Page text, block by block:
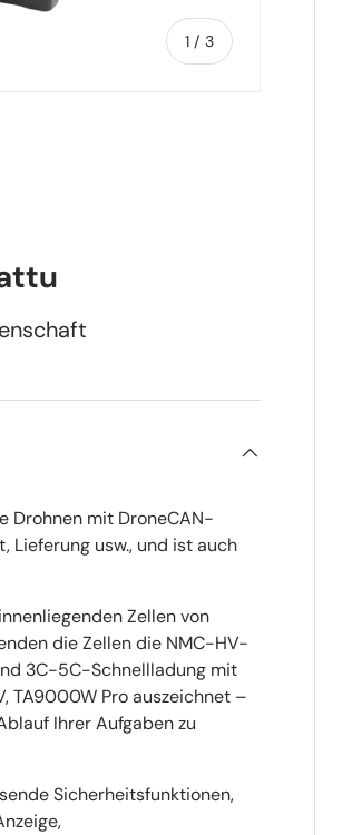
1 /von
3
Drohnen mit DroneCAN-
usw., und ist auch
Zellen von
die Zellen die NMC-HV-
3C-5C-Schnellladung mit
TA9000W Pro auszeichnet –
Ihrer Aufgaben zu
Sicherheitsfunktionen,